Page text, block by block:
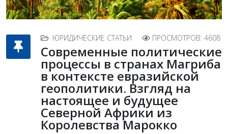
ЮРИДИЧЕСКИЕ СТАТЬИ ПРОСМОТРОВ: 4608
Современные политические
процессы в странах Магриба
в контексте евразийской
геополитики. Взгляд на
настоящее и будущее
Северной Африки из
Королевства Марокко